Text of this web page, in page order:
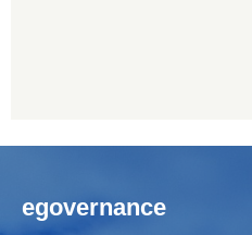
egovernance